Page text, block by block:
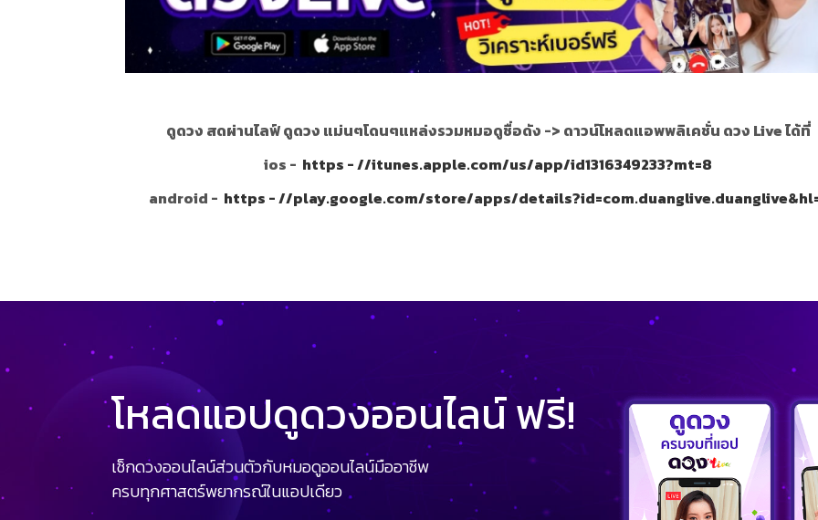
ดูดวง สดผ่านไลฟ์ ดูดวง แม่นๆโดนๆแหล่งรวมหมอดูชื่อดัง -> ดาวน์โหลดแอพพลิเคชั่น ดวง Live ได้ที่
ios - https - //itunes.apple.com/us/app/id1316349233?mt=8
android - https - //play.google.com/store/apps/
โหลดแอปดูดวงออนไลน์ ฟรี!
เช็กดวงออนไลน์ส่วนตัวกับหมอดูออนไลน์มืออาชีพ
ครบทุกศาสตร์พยากรณ์ในแอปเดียว